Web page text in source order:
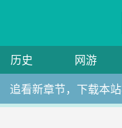
历史 网游
追看新章节，下载本